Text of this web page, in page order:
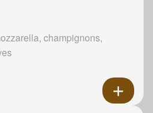
champignons,